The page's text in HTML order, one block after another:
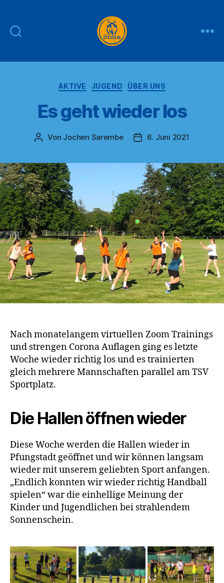
DOGS
Kategorien
AKTIVE JUGEND ÜBER UNS
Es geht wieder los
Beitragsautor
Von Jochen Sarembe Veröffentlichungsdatum
6. Juni 2021
Nach monatelangem virtuellen Zoom Trainings
und strengen Corona Auflagen ging es letzte
Woche wieder richtig los und es trainierten
gleich mehrere Mannschaften parallel am TSV
Sportplatz.
Die Hallen öffnen wieder
Diese Woche werden die Hallen wieder in
Pfungstadt geöffnet und wir können langsam
wieder mit unserem geliebten Sport anfangen.
„Endlich konnten wir wieder richtig Handball
spielen“ war die einhellige Meinung der
Kinder und Jugendlichen bei strahlendem
Sonnenschein.